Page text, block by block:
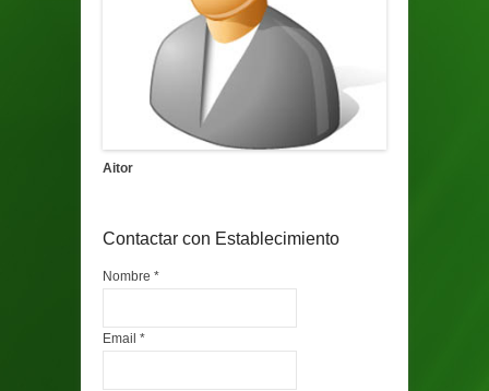
Aitor
Contactar con Establecimiento
Nombre *
Email *